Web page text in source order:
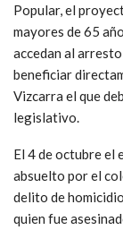
Popular, el
mayores de 65
accedan al
beneficiar
Vizcarra el que
legislativo.
El 4 de octubre
absuelto por el
delito de
quien fue